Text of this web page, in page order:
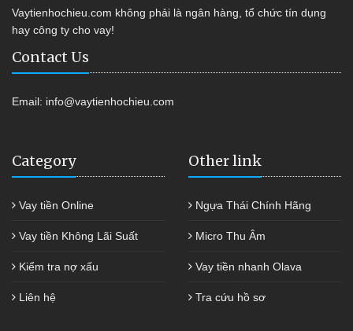
Vaytienhochieu.com không phải là ngân hàng, tổ chức tín dụng
hay công ty cho vay!
Contact Us
Email: info@vaytienhochieu.com
Category
Vay tiền Online
Vay tiền Không Lãi Suất
Kiểm tra nợ xấu
Liên hệ
Other link
Ngựa Thái Chính Hãng
Micro Thu Âm
Vay tiền nhanh Olava
Tra cứu hồ sơ